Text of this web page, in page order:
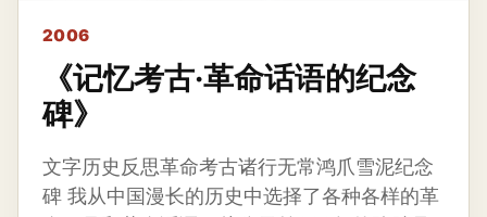
2006
《记忆考古·革命话语的纪念
碑》
文字历史反思革命考古诸行无常鸿爪雪泥纪念
碑 我从中国漫长的历史中选择了各种各样的革